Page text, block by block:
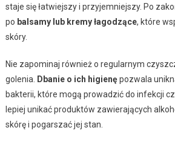
staje się łatwiejszy i przyjemniejszy. Po
po balsamy lub kremy łagodzące, które
skóry.
Nie zapominaj również o regularnym
golenia.
Dbanie o ich higienępozwala
bakterii, które mogą prowadzić do infekcji
lepiej unikać produktów zawierających
skórę i pogarszać jej stan.